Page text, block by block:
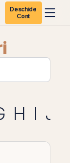
Deschide
Cont
H I J